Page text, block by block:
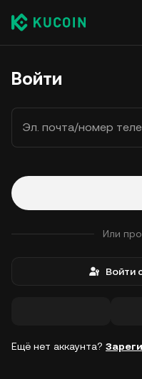
Войти
Эл. почта/номер
Или
Войти
Ещё нет аккаунта?